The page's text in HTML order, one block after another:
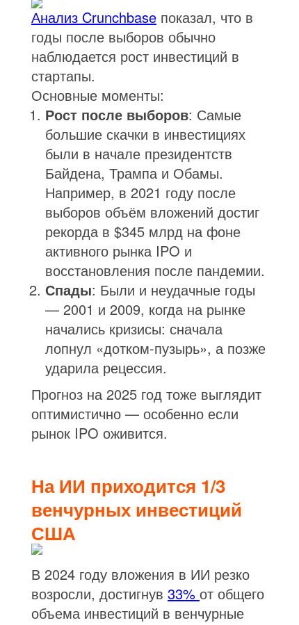
Анализ Crunchbase показал, что в
годы после выборов обычно
наблюдается рост инвестиций в
стартапы.
Основные моменты:
Рост после выборов: Самые
большие скачки в инвестициях
были в начале президентств
Байдена, Трампа и Обамы.
Например, в 2021 году после
выборов объём вложений достиг
рекорда в $345 млрд на фоне
активного рынка IPO и
восстановления после пандемии.
Спады: Были и неудачные годы
— 2001 и 2009, когда на рынке
начались кризисы: сначала
лопнул «дотком-пузырь», а позже
ударила рецессия.
Прогноз на 2025 год тоже выглядит
оптимистично — особенно если
рынок IPO оживится.
На ИИ приходится 1/3
венчурных инвестиций
США
В 2024 году вложения в ИИ резко
возросли, достигнув 33% от общего
объема инвестиций в венчурные